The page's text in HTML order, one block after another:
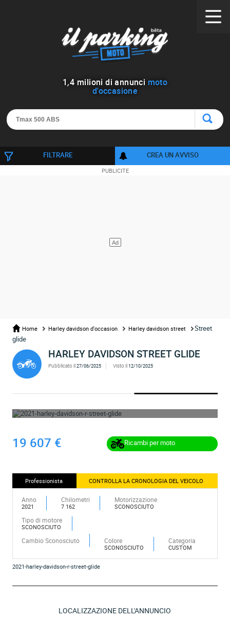
1,4 milioni di annunci moto
d'occasione
FILTRARE CREA UN AVVISO
Home Harley davidson d'occasion Harley davidson street
Street
glide
HARLEY DAVIDSON STREET GLIDE
Pubblicato il27/06/2025 Visto il12/10/2025
19 607 € Ricambi per moto
Professionista CONTROLLA LA CRONOLOGIA DEL VEICOLO
Anno
2021
Chilometri
7 162
Motorizzazione
SCONOSCIUTO
Tipo di motore
SCONOSCIUTO
Cambio Sconosciuto Colore
SCONOSCIUTO
Categoria
CUSTOM
2021-harley-davidson-r-street-glide
LOCALIZZAZIONE DELL'ANNUNCIO